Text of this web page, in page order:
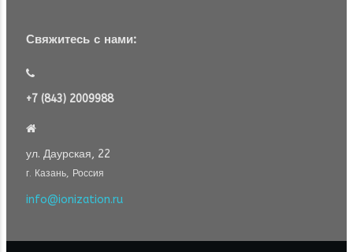
Свяжитесь с нами:
+7 (843) 2009988
ул. Даурская, 22
г. Казань, Россия
info@ionization.ru